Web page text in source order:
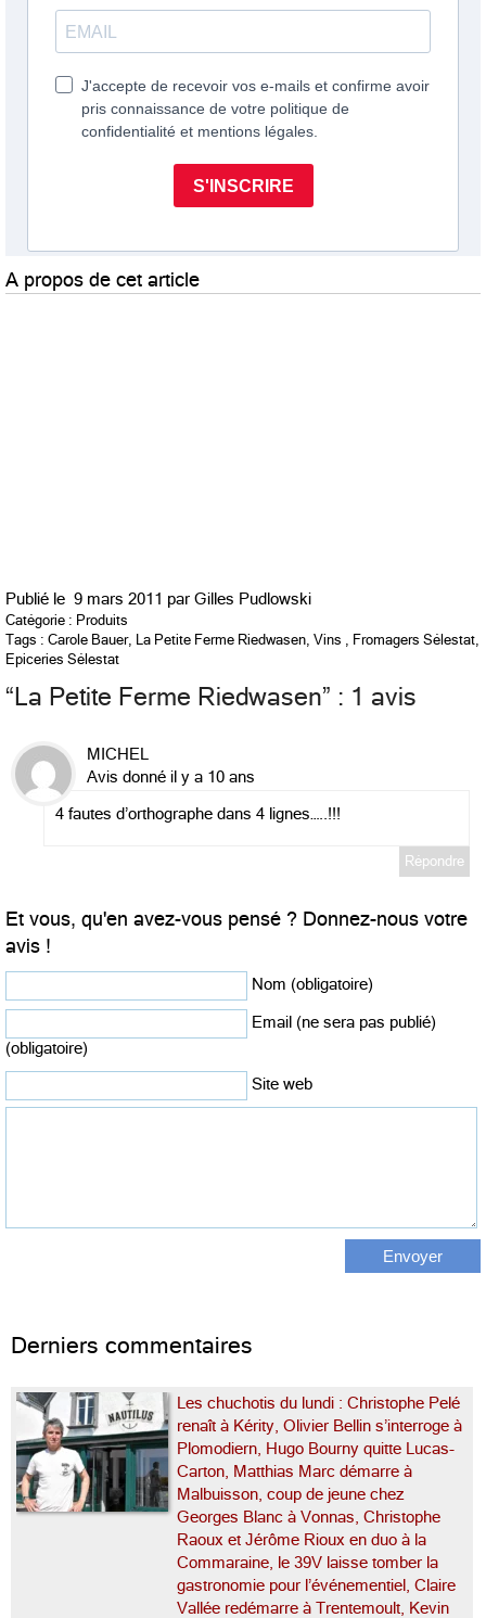
A propos de cet article
Publié le 9 mars 2011 par Gilles Pudlowski
Catégorie : Produits
Tags : Carole Bauer, La Petite Ferme Riedwasen Vins Fromagers Sélestat
Epiceries Sélestat
“ La Petite Ferme Riedwasen” : 1 avis
MICHEL
Avis donné il y a 10 ans
4 fautes d’orthographe dans 4 lignes…..!!!
Répondre
Et vous, qu'en avez-vous pensé ? Donnez-nous votre
avis !
Nom (obligatoire)
Email (ne sera pas publié)
(obligatoire)
Site web
Derniers commentaires
Les chuchotis du lundi : Christophe Pelé
renaît à Kérity, Olivier Bellin s’interroge à
Plomodiern, Hugo Bourny quitte Lucas-
Carton, Matthias Marc démarre à
Malbuisson, coup de jeune chez
Georges Blanc à Vonnas, Christophe
Raoux et Jérôme Rioux en duo à la
Commaraine, le 39V laisse tomber la
gastronomie pour l’événementiel, Claire
Vallée redémarre à Trentemoult, Kevin